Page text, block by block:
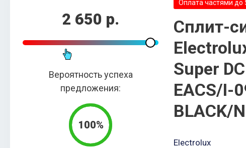
2 650 р.
Вероятность успеха
предложения:
100%
Оплата частями до
Сплит-
Super
EACS/I-
BLACK/
Electrolux